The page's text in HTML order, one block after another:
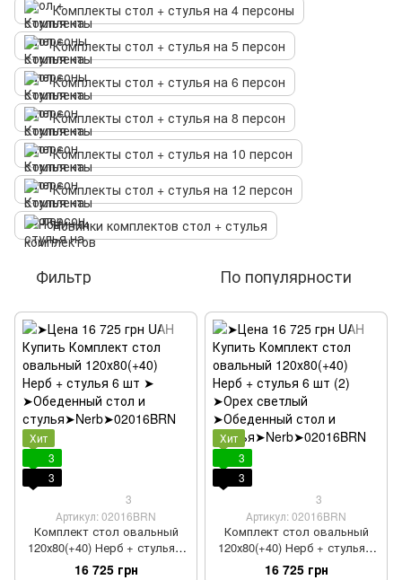
Комплекты стол + стулья на 4 персоны
Комплекты стол + стулья на 5 персон
Комплекты стол + стулья на 6 персон
Комплекты стол + стулья на 8 персон
Комплекты стол + стулья на 10 персон
Комплекты стол + стулья на 12 персон
Новинки комплектов стол + стулья
Фильтр По популярности
Хит
3
3
3
Артикул: 02016BRN
Комплект стол овальный
120х80(+40) Нерб + стулья 6
шт
16 725 грн
Хит
3
3
3
Артикул: 02016BRN
Комплект стол овальный
120х80(+40) Нерб + стулья 6
шт (2)
16 725 грн